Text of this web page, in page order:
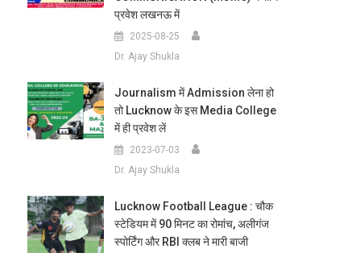
प्रवेश लखनऊ में
2025-08-25
Dr. Ajay Shukla
Journalism में Admission लेना हो
तो Lucknow के इस Media College
में ही प्रवेश लें
2023-07-03
Dr. Ajay Shukla
Lucknow Football League : चौक
स्टेडियम में 90 मिनट का रोमांच, अलीगंज
स्पोर्टिंग और RBI क्लब ने मारी बाजी